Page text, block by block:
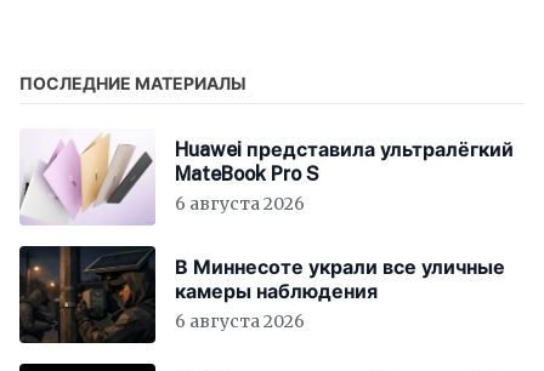
ПОСЛЕДНИЕ МАТЕРИАЛЫ
Huawei представила ультралёгкий
MateBook Pro S
6 августа 2026
В Миннесоте украли все уличные
камеры наблюдения
6 августа 2026